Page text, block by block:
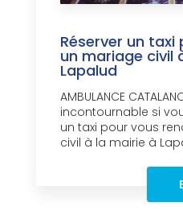
Réserver un
un mariage civil
Lapalud
AMBULANCE
incontournable si
un taxi pour vous
civil à la mairie à